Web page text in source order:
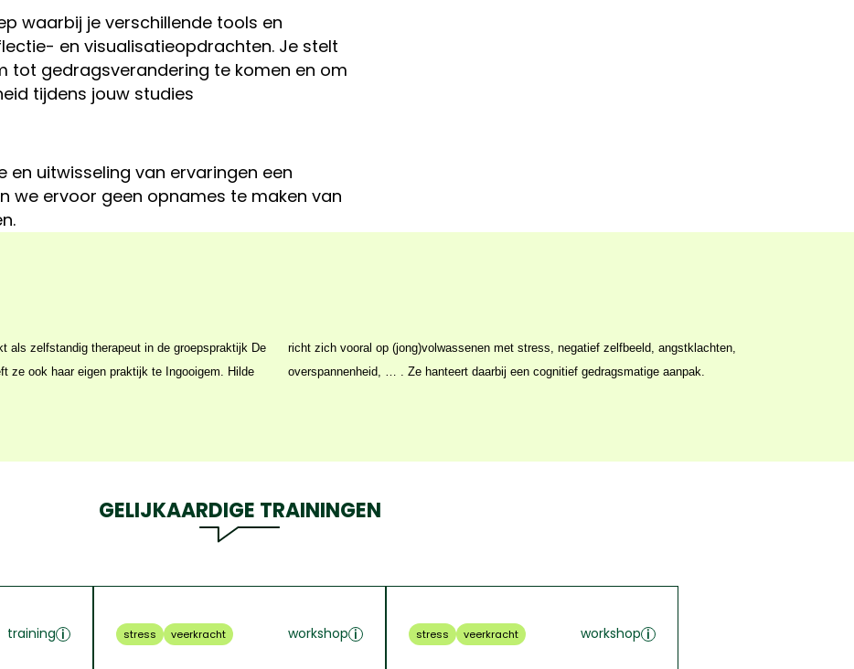
waarbij je verschillende tools en
en visualisatieopdrachten. Je stelt
tot gedragsverandering te komen en om
tijdens jouw studies
uitwisseling van ervaringen een
we ervoor geen opnames te maken van
als zelfstandig therapeut in de groepspraktijk De
ze ook haar eigen praktijk te Ingooigem. Hilde
met stress, negatief zelfbeeld, angstklachten,
overspannenheid, … . Ze hanteert daarbij een cognitief gedragsmatige aanpak.
GELIJKAARDIGE TRAININGEN
training stress veerkracht workshop stress veerkracht workshop